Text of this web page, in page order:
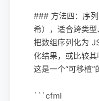
### 方法四：序
希），适合跨类
把数组序列化为
化结果，或比较其
这是一个“可移植”
```cfml